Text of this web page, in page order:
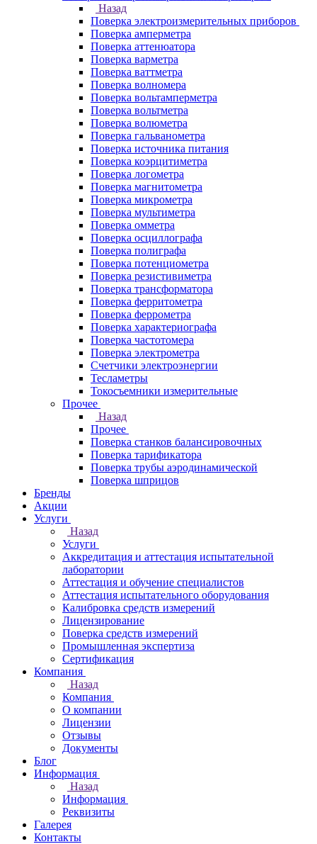
Назад
Поверка электроизмерительных приборов
Поверка амперметра
Поверка аттенюатора
Поверка варметра
Поверка ваттметра
Поверка волномера
Поверка вольтамперметра
Поверка вольтметра
Поверка волюметра
Поверка гальванометра
Поверка источника питания
Поверка коэрцитиметра
Поверка логометра
Поверка магнитометра
Поверка микрометра
Поверка мультиметра
Поверка омметра
Поверка осциллографа
Поверка полиграфа
Поверка потенциометра
Поверка резистивиметра
Поверка трансформатора
Поверка ферритометра
Поверка феррометра
Поверка характериографа
Поверка частотомера
Поверка электрометра
Счетчики электроэнергии
Тесламетры
Токосъемники измерительные
Прочее
Назад
Прочее
Поверка станков балансировочных
Поверка тарификатора
Поверка трубы аэродинамической
Поверка шприцов
Бренды
Акции
Услуги
Назад
Услуги
Аккредитация и аттестация испытательной
лаборатории
Аттестация и обучение специалистов
Аттестация испытательного оборудования
Калибровка средств измерений
Лицензирование
Поверка средств измерений
Промышленная экспертиза
Сертификация
Компания
Назад
Компания
О компании
Лицензии
Отзывы
Документы
Блог
Информация
Назад
Информация
Реквизиты
Галерея
Контакты